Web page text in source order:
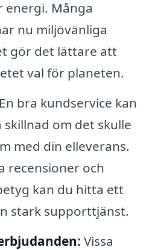
energi. Många
nu miljövänliga
gör det lättare att
val för planeten.
En bra kundservice kan
om det skulle
med din elleverans.
recensioner och
kan du hitta ett
stark supporttjänst.
Vissa